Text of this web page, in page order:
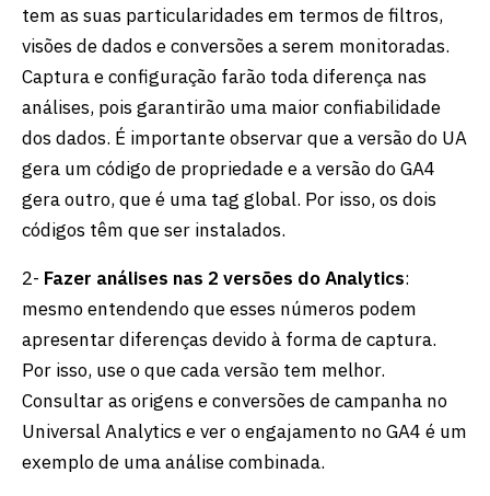
tem as suas particularidades em termos de filtros,
visões de dados e conversões a serem monitoradas.
Captura e configuração farão toda diferença nas
análises, pois garantirão uma maior confiabilidade
dos dados. É importante observar que a versão do UA
gera um código de propriedade e a versão do GA4
gera outro, que é uma tag global. Por isso, os dois
códigos têm que ser instalados.
2- Fazer análises nas 2 versões do Analytics:
mesmo entendendo que esses números podem
apresentar diferenças devido à forma de captura.
Por isso, use o que cada versão tem melhor.
Consultar as origens e conversões de campanha no
Universal Analytics e ver o engajamento no GA4 é um
exemplo de uma análise combinada.